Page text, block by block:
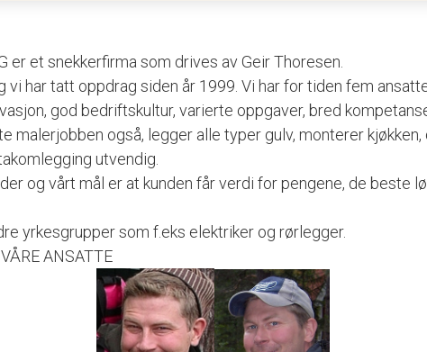
er et snekkerfirma som drives av Geir Thoresen.
vi har tatt oppdrag siden år 1999. Vi har for tiden fem
god bedriftskultur, varierte oppgaver, bred
malerjobben også, legger alle typer gulv, monterer
utvendig.
og vårt mål er at kunden får verdi for pengene, de
yrkesgrupper som f.eks elektriker og rørlegger.
ANSATTE